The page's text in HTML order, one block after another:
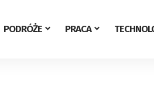
PODRÓŻE PRACA